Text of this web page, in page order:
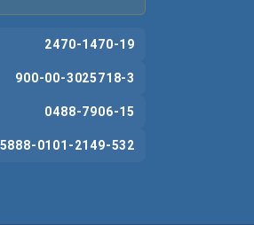
2470-1470-19
900-00-3025718-3
0488-7906-15
5888-0101-2149-532